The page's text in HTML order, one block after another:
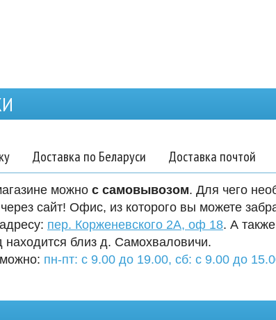
Доставка по Беларуси Доставка почтой
можно с самовывозом. Для чего
сайт! Офис, из которого вы можете
пер. Корженевского 2А, оф 18. А
близ д. Самохваловичи.
пн-пт: с 9.00 до 19.00, сб: с 9.00 до